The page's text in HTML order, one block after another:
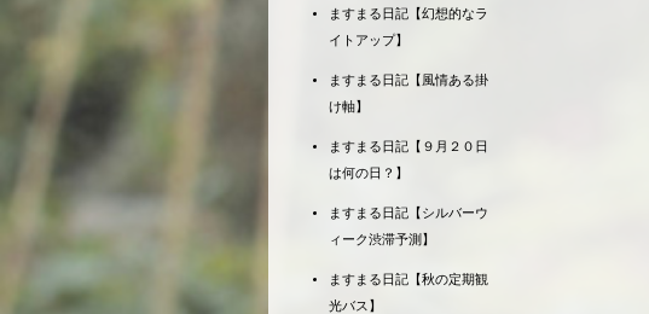
ますまる日記【幻想的なラ
イトアップ】
ますまる日記【風情ある掛
け軸】
ますまる日記【９月２０日
は何の日？】
ますまる日記【シルバーウ
ィーク渋滞予測】
ますまる日記【秋の定期観
光バス】